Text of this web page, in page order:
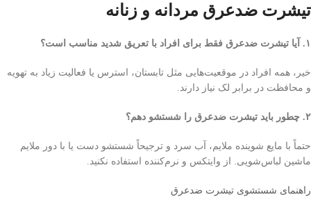
تیشرت ضدعرق مردانه و زنانه
۱. آیا تیشرت ضدعرق فقط برای افراد با تعریق شدید مناسب است؟
خیر، همه افراد در موقعیت‌هایی مثل تابستان، استرس یا فعالیت زیاد به تهویه
و محافظت در برابر لک نیاز دارند.
۲. چطور باید تیشرت ضدعرق را شستشو دهم؟
حتماً با مایع شوینده ملایم، آب سرد و ترجیحاً شستشو دست یا با دور ملایم
ماشین لباس‌شویی. از وایتکس و نرم‌کننده استفاده نکنید.
راهنمای شستشوی تیشرت ضدعرق